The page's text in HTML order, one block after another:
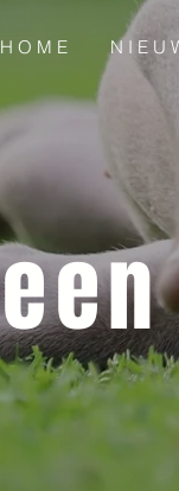
H O M E N I E U